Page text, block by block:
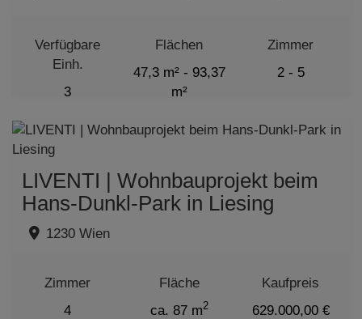
Verfügbare
Einh.
3
Flächen
47,3 m² - 93,37
m²
Zimmer
2 - 5
LIVENTI | Wohnbauprojekt beim
Hans-Dunkl-Park in Liesing
1230 Wien
Zimmer
4
Fläche
ca. 87 m2
Kaufpreis
629.000,00 €